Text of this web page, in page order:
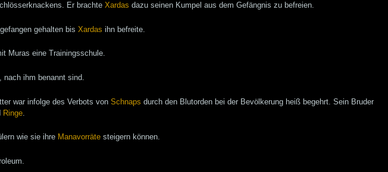
Er brachte Xardas dazu seinen Kumpel aus dem Gefängnis zu befreien.
gehalten bis Xardas ihn befreite.
Muras eine Trainingsschule.
nach ihm benannt sind.
war infolge des Verbots von Schnaps durch den Blutorden bei der Bevölkerung heiß begehrt. Sein Bruder
Ringe
wie sie ihre Manavorräte steigern können.